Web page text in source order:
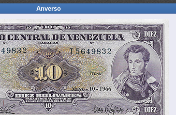
Anverso